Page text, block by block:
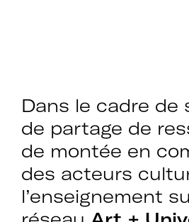
Dans le cadre de
de partage de
de montée en
des acteurs
l’enseignement